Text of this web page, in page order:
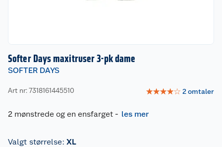
Softer Days maxitruser 3-pk dame
SOFTER DAYS
Art nr: 7318161445510 ☆☆☆☆☆ 2omtaler
2 mønstrede og en ensfarget - les mer
Valgt størrelse: XL